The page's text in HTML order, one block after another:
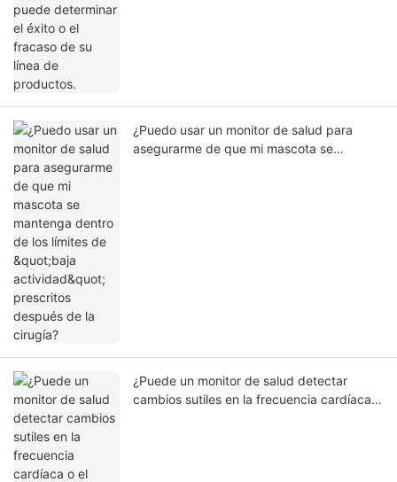
¿Puedo usar un monitor de salud para
asegurarme de que mi mascota se
¿Puede un monitor de salud detectar
cambios sutiles en la frecuencia cardíaca o